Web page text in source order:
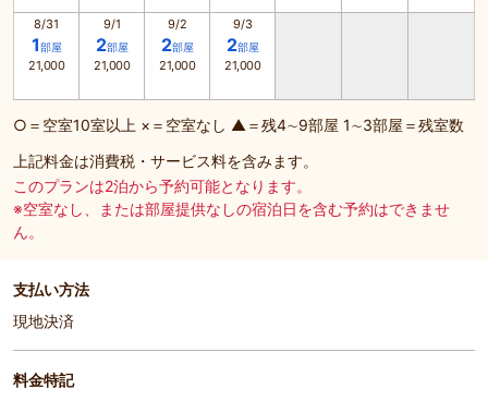
8/31
1部屋
21,000
9/1
2部屋
21,000
9/2
2部屋
21,000
9/3
2部屋
21,000
○＝空室10室以上 ×＝空室なし ▲＝残4∼9部屋 1∼3部屋＝残室数
上記料金は消費税・サービス料を含みます。
このプランは2泊から予約可能となります。
※空室なし、または部屋提供なしの宿泊日を含む予約はできませ
ん。
支払い方法
現地決済
料金特記